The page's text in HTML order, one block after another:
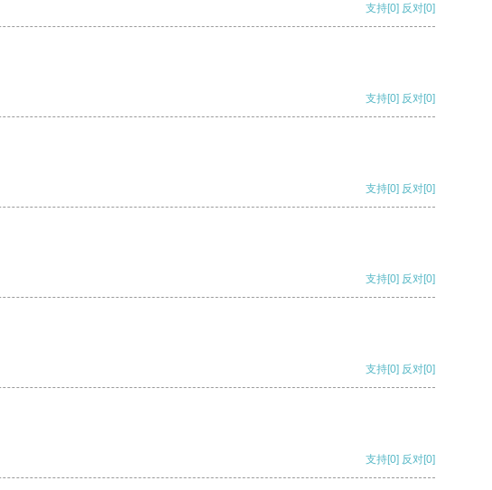
支持[0] 反对[0]
支持[0] 反对[0]
支持[0] 反对[0]
支持[0] 反对[0]
支持[0] 反对[0]
支持[0] 反对[0]